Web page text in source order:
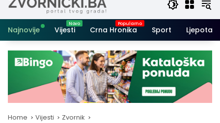
Najnovije Vijesti Crna Hronika Sport Ljepota i
Home Vijesti Zvornik